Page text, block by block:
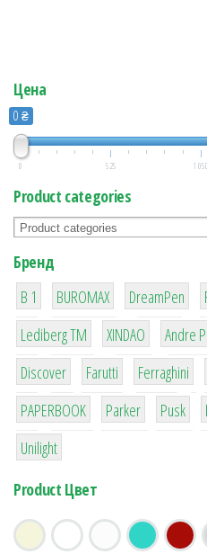
Цена
0 ₴
0 525 1 050
Product categories
Бренд
B 1
1
BUROMAX
1
DreamPen
3
Lediberg ТМ
3
XINDAO
1
Andre
64
Discover
299
Farutti
4
Ferraghini
8
PAPERBOOK
6
Parker
2
Pusk
1
Unilight
Product Цвет